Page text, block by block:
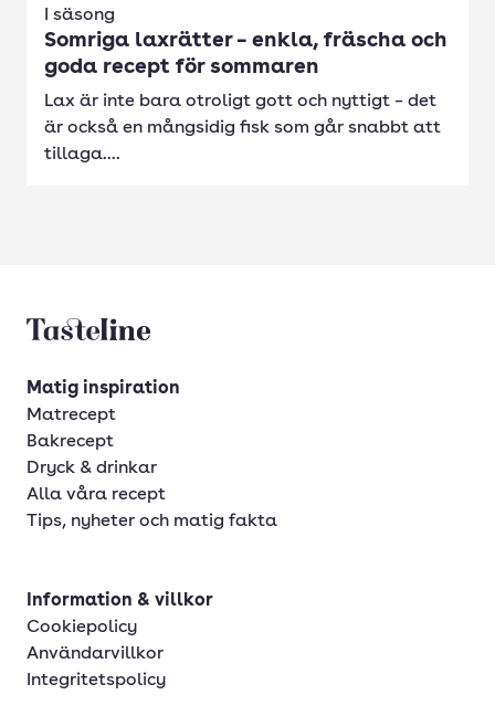
I säsong
Somriga laxrätter – enkla, fräscha och
goda recept för sommaren
Lax är inte bara otroligt gott och nyttigt – det
är också en mångsidig fisk som går snabbt att
tillaga....
Tasteline startsida
Matig inspiration
Matrecept
Bakrecept
Dryck & drinkar
Alla våra recept
Tips, nyheter och matig fakta
Information & villkor
Cookiepolicy
Användarvillkor
Integritetspolicy